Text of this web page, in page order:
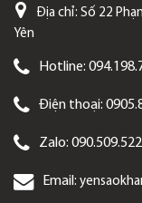
Địa chỉ: Số 22
Yên
Hotline:
Điện thoại:
Zalo:
Email: